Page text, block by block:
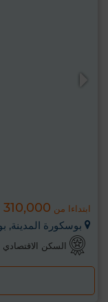
ابتداءا من 310,000 د.م
بوسكورة المدينة,
السكن الاقتصادي